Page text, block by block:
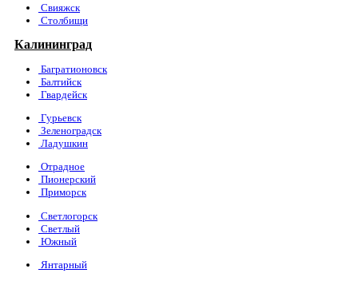
Свияжск
Столбищи
Калининград
Багратионовск
Балтийск
Гвардейск
Гурьевск
Зеленоградск
Ладушкин
Отрадное
Пионерский
Приморск
Светлогорск
Светлый
Южный
Янтарный